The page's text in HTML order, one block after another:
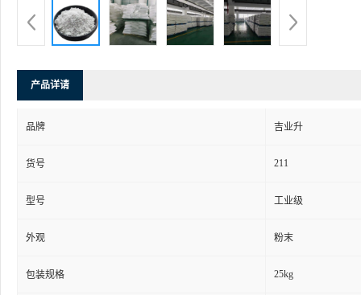
产品详请
品牌 吉业升
货号 211
型号 工业级
外观 粉末
包装规格 25kg